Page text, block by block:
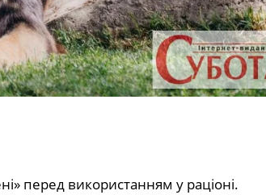
перед використанням у раціоні.